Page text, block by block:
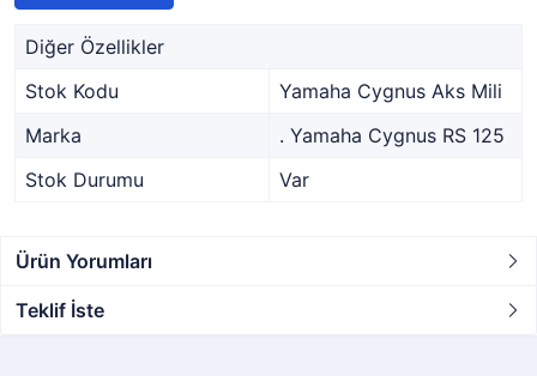
Diğer Özellikler
Stok Kodu
Yamaha Cygnus Aks Mili
Marka
. Yamaha Cygnus RS 125
Stok Durumu
Var
Ürün Yorumları
Teklif İste